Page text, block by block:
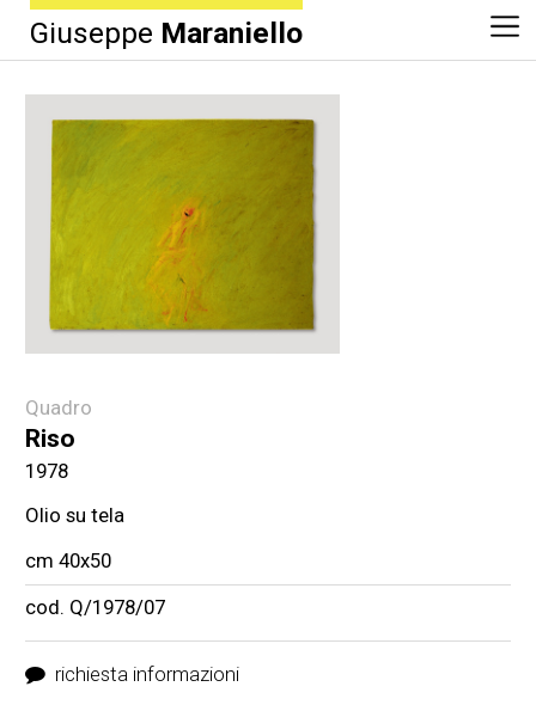
Giuseppe Maraniello
Quadro
Riso
1978
Olio su tela
cm 40x50
cod. Q/1978/07
richiesta informazioni